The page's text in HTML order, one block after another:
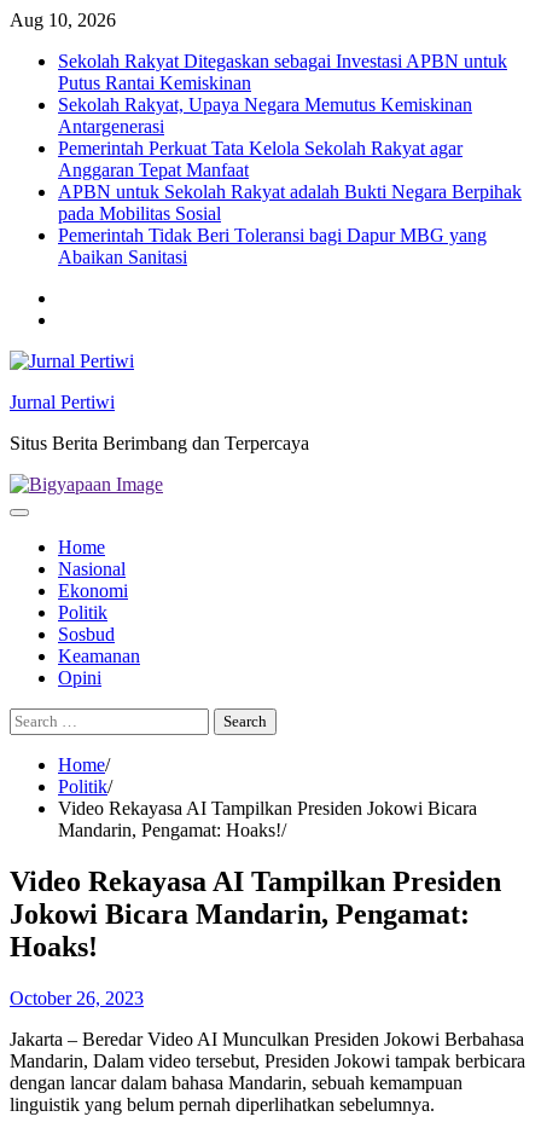
Skip
content
Aug 10, 2026
Sekolah Rakyat Ditegaskan sebagai Investasi APBN untuk
Putus Rantai Kemiskinan
Sekolah Rakyat, Upaya Negara Memutus Kemiskinan
Antargenerasi
Pemerintah Perkuat Tata Kelola Sekolah Rakyat agar
Anggaran Tepat Manfaat
APBN untuk Sekolah Rakyat adalah Bukti Negara Berpihak
pada Mobilitas Sosial
Pemerintah Tidak Beri Toleransi bagi Dapur MBG yang
Abaikan Sanitasi
Jurnal Pertiwi
Situs Berita Berimbang dan Terpercaya
Home
Nasional
Ekonomi
Politik
Sosbud
Keamanan
Opini
Search
for:
Home
Politik
Video Rekayasa AI Tampilkan Presiden Jokowi Bicara
Mandarin, Pengamat: Hoaks!
Video Rekayasa AI Tampilkan Presiden
Jokowi Bicara Mandarin, Pengamat:
Hoaks!
October 26, 2023
Jakarta – Beredar Video AI Munculkan Presiden Jokowi Berbahasa
Mandarin, Dalam video tersebut, Presiden Jokowi tampak berbicara
dengan lancar dalam bahasa Mandarin, sebuah kemampuan
linguistik yang belum pernah diperlihatkan sebelumnya.